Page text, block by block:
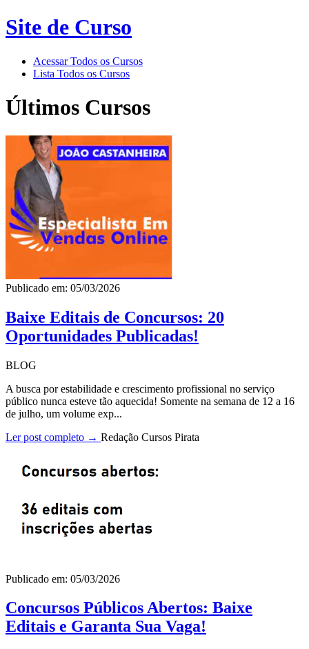
Site de Curso
Acessar Todos os Cursos
Lista Todos os Cursos
Últimos Cursos
Publicado em: 05/03/2026
Baixe Editais de Concursos: 20
Oportunidades Publicadas!
BLOG
A busca por estabilidade e crescimento profissional no serviço
público nunca esteve tão aquecida! Somente na semana de 12 a 16
de julho, um volume exp...
Ler post completo → Redação Cursos Pirata
Publicado em: 05/03/2026
Concursos Públicos Abertos: Baixe
Editais e Garanta Sua Vaga!